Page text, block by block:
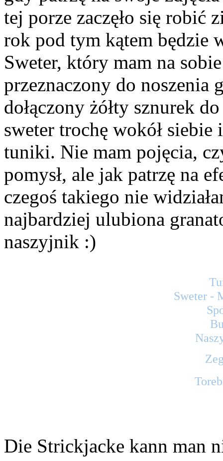
tej porze zaczęło się robić
rok pod tym kątem będzie
Sweter, który mam na
przeznaczony do noszenia
dołączony żółty sznurek
sweter trochę wokół siebie
tuniki. Nie mam pojęcia,
pomysł, ale jak patrzę na
czegoś takiego nie
najbardziej ulubiona
naszyjnik :)
Sweter -
Die Strickjacke kann man